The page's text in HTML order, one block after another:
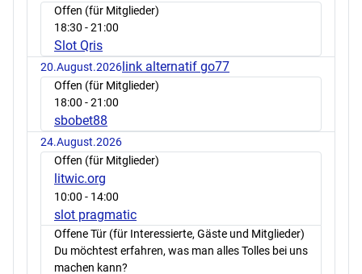
Offen (für Mitglieder)
18:30 - 21:00
Slot Qris
20.August.2026link alternatif go77
Offen (für Mitglieder)
18:00 - 21:00
sbobet88
24.August.2026
Offen (für Mitglieder)
litwic.org
10:00 - 14:00
slot pragmatic
Offene Tür (für Interessierte, Gäste und Mitglieder)
Du möchtest erfahren, was man alles Tolles bei uns
machen kann?